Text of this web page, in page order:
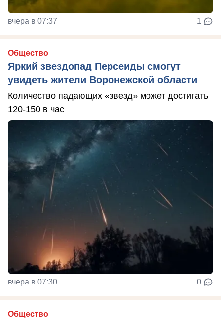
вчера в 07:37 1
Общество
Яркий звездопад Персеиды смогут
увидеть жители Воронежской области
Количество падающих «звезд» может достигать
120-150 в час
вчера в 07:30 0
Общество